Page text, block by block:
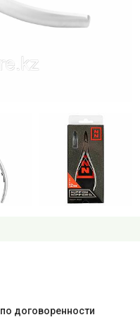
по договоренности